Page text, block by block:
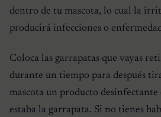
dentro de tu mascota, lo cual la
producirá infecciones o
Coloca las garrapatas que vayas
durante un tiempo para después
mascota un producto
estaba la garrapata. Si no tienes